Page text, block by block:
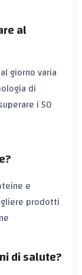
al
giorno varia
di
i 50
e
prodotti
di salute?